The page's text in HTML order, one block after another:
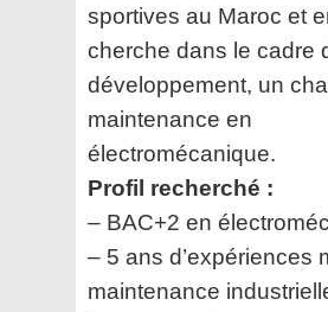
sportives au Maroc et
cherche dans le cadre
développement, un
maintenance en
électromécanique.
Profil recherché :
– BAC+2 en
– 5 ans d’expériences
maintenance